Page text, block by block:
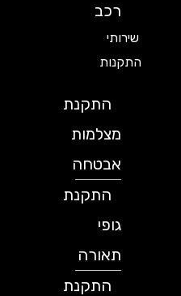
שירותי
התקנות
התקנת
מצלמות
אבטחה
התקנת
תאורה
התקנת